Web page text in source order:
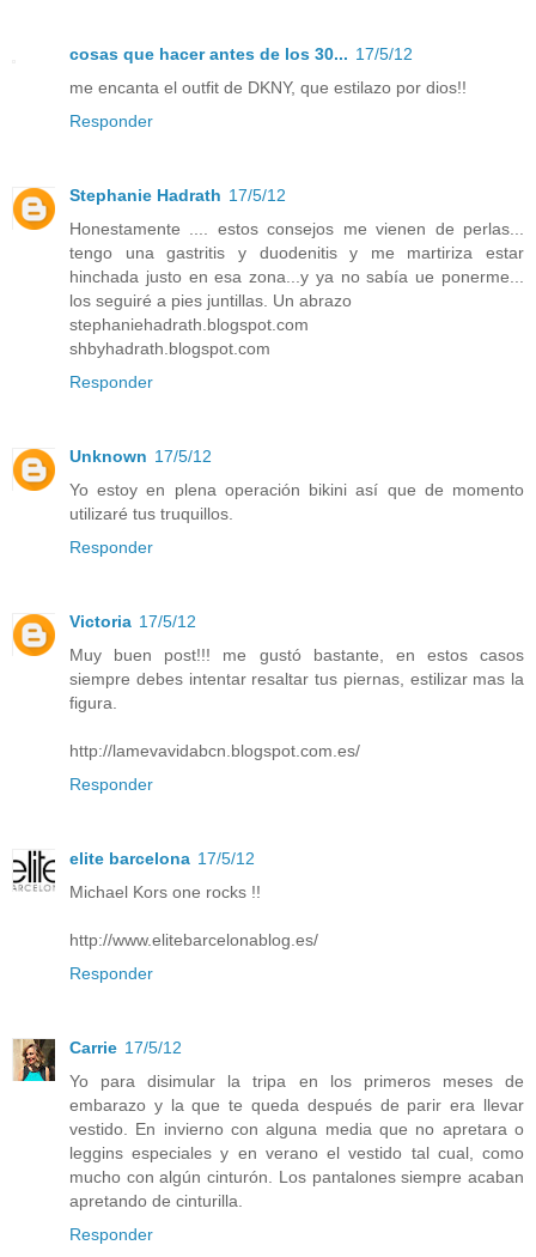
cosas que hacer antes de los 30... 17/5/12
me encanta el outfit de DKNY, que estilazo por dios!!
Responder
Stephanie Hadrath 17/5/12
Honestamente .... estos consejos me vienen de perlas...
tengo una gastritis y duodenitis y me martiriza estar
hinchada justo en esa zona...y ya no sabía ue ponerme...
los seguiré a pies juntillas. Un abrazo
stephaniehadrath.blogspot.com
shbyhadrath.blogspot.com
Responder
Unknown 17/5/12
Yo estoy en plena operación bikini así que de momento
utilizaré tus truquillos.
Responder
Victoria 17/5/12
Muy buen post!!! me gustó bastante, en estos casos
siempre debes intentar resaltar tus piernas, estilizar mas la
figura.
http://lamevavidabcn.blogspot.com.es/
Responder
elite barcelona 17/5/12
Michael Kors one rocks !!
http://www.elitebarcelonablog.es/
Responder
Carrie 17/5/12
Yo para disimular la tripa en los primeros meses de
embarazo y la que te queda después de parir era llevar
vestido. En invierno con alguna media que no apretara o
leggins especiales y en verano el vestido tal cual, como
mucho con algún cinturón. Los pantalones siempre acaban
apretando de cinturilla.
Responder